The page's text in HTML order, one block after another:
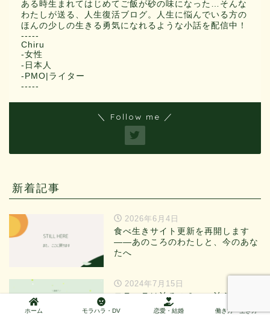
ある時生まれてはじめてご飯が砂の味になった…そんな
わたしが送る、人生復活ブログ。人生に悩んでいる方の
ほんの少しの生きる勇気になれるような小話を配信中！
-----
Chiru
-女性
-日本人
-PMO|ライター
-----
＼ Follow me ／
新着記事
2026年6月4日
食べ生きサイト更新を再開します
——あのころのわたしと、今のあな
たへ
2024年7月15日
モラハラは治るの？——治らないと
知ったとき、わたしが出した答え
ホーム モラハラ・DV 恋愛・結婚 働き方・生き方